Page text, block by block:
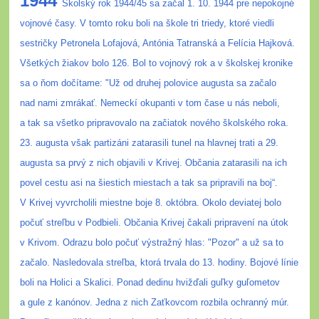
Školský rok 1944/45 sa začal 1. 10. 1944 pre nepokojné
vojnové časy. V tomto roku boli na škole tri triedy, ktoré viedli
sestričky Petronela Lofajová, Antónia Tatranská a Felícia Hajková.
Všetkých žiakov bolo 126. Bol to vojnový rok a v školskej kronike
sa o ňom dočítame: "Už od druhej polovice augusta sa začalo
nad nami zmrákať. Nemeckí okupanti v tom čase u nás neboli,
a tak sa všetko pripravovalo na začiatok nového školského roka.
23. augusta však partizáni zatarasili tunel na hlavnej trati a 29.
augusta sa prvý z nich objavili v Krivej. Občania zatarasili na ich
povel cestu asi na šiestich miestach a tak sa pripravili na boj“.
V Krivej vyvrcholili miestne boje 8. októbra. Okolo deviatej bolo
počuť streľbu v Podbieli. Občania Krivej čakali pripravení na útok
v Krivom. Odrazu bolo počuť výstražný hlas: "Pozor" a už sa to
začalo. Nasledovala streľba, ktorá trvala do 13. hodiny. Bojové línie
boli na Holici a Skalici. Ponad dedinu hvižďali guľky guľometov
a gule z kanónov. Jedna z nich Zaťkovcom rozbila ochranný múr.